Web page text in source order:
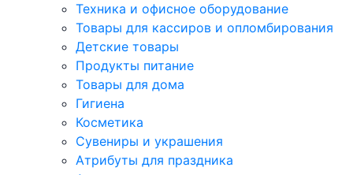
Техника и офисное оборудование
Товары для кассиров и опломбирования
Детские товары
Продукты питание
Товары для дома
Гигиена
Косметика
Сувениры и украшения
Атрибуты для праздника